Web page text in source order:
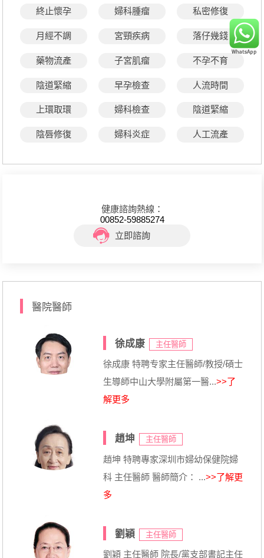
終止懷孕 婦科腫瘤 私密修復
月經不調 宮頸疾病 落仔幾錢
藥物流產 子宮肌瘤 不孕不育
陰道緊縮 早孕檢查 人流時間
上環取環 婦科檢查 陰道緊縮
陰唇修復 婦科炎症 人工流產
健康諮詢熱線：
00852-59885274
立即諮詢
醫院醫師
徐成康 主任醫師
徐成康 特聘专家主任醫師/教授/碩士
生導師中山大學附屬第一醫...>>了
解更多
趙坤 主任醫師
趙坤 特聘專家深圳市婦幼保健院婦
科 主任醫師 醫師簡介： ...>>了解更
多
劉穎 主任醫師
劉穎 主任醫師 院長/黨支部書記主任